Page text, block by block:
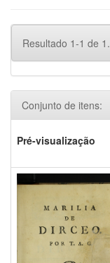
Resultado 1-1 de 1.
Conjunto de itens:
Pré-visualização